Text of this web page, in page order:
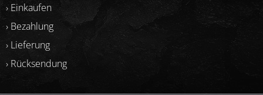
› Einkaufen
› Bezahlung
› Lieferung
› Rücksendung